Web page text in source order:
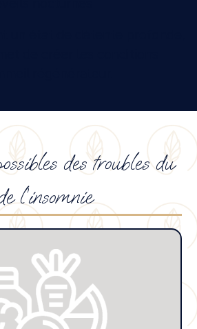
des troubles du
l’insomnie